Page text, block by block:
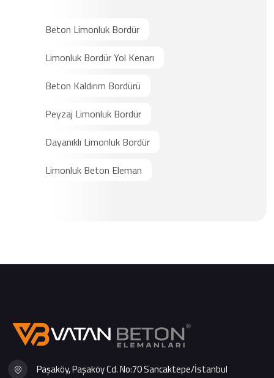
Beton Limonluk Bordür
Limonluk Bordür Yol Kenarı
Beton Kaldırım Bordürü
Peyzaj Limonluk Bordür
Dayanıklı Limonluk Bordür
Limonluk Beton Eleman
Paşaköy, Paşaköy Cd. No:70 Sancaktepe/İstanbul